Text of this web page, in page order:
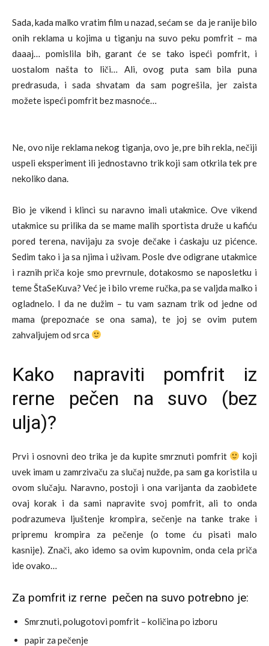
Sada, kada malko vratim film u nazad, sećam se da je ranije bilo
onih reklama u kojima u tiganju na suvo peku pomfrit – ma
daaaj… pomislila bih, garant će se tako ispeći pomfrit, i
uostalom našta to liči… Ali, ovog puta sam bila puna
predrasuda, i sada shvatam da sam pogrešila, jer zaista
možete ispeći pomfrit bez masnoće…
Ne, ovo nije reklama nekog tiganja, ovo je, pre bih rekla, nečiji
uspeli eksperiment ili jednostavno trik koji sam otkrila tek pre
nekoliko dana.
Bio je vikend i klinci su naravno imali utakmice. Ove vikend
utakmice su prilika da se mame malih sportista druže u kafiću
pored terena, navijaju za svoje dečake i ćaskaju uz pićence.
Sedim tako i ja sa njima i uživam. Posle dve odigrane utakmice
i raznih priča koje smo prevrnule, dotakosmo se naposletku i
teme ŠtaSeKuva? Već je i bilo vreme ručka, pa se valjda malko i
ogladnelo. I da ne dužim – tu vam saznam trik od jedne od
mama (prepoznaće se ona sama), te joj se ovim putem
zahvaljujem od srca
Kako napraviti pomfrit iz
rerne pečen na suvo (bez
ulja)?
Prvi i osnovni deo trika je da kupite smrznuti pomfrit
koji
uvek imam u zamrzivaču za slučaj nužde, pa sam ga koristila u
ovom slučaju. Naravno, postoji i ona varijanta da zaobiđete
ovaj korak i da sami napravite svoj pomfrit, ali to onda
podrazumeva ljuštenje krompira, sečenje na tanke trake i
pripremu krompira za pečenje (o tome ću pisati malo
kasnije). Znači, ako idemo sa ovim kupovnim, onda cela priča
ide ovako…
Za pomfrit iz rerne pečen na suvo potrebno je:
Smrznuti, polugotovi pomfrit – količina po izboru
papir za pečenje